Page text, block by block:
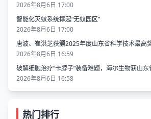
2026年8月6日 17:00
智能化灭蚊系统撑起“无蚊园区”
2026年8月6日 17:00
唐波、崔洪芝获颁2025年度山东省科学技术最高
2026年8月6日 16:59
破解细胞治疗“卡脖子”装备难题，海尔生物获山
2026年8月6日 16:58
热门排行